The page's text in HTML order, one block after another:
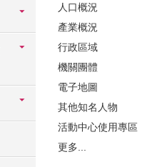
人口概況
產業概況
行政區域
機關團體
電子地圖
其他知名人物
活動中心使用專區
更多...